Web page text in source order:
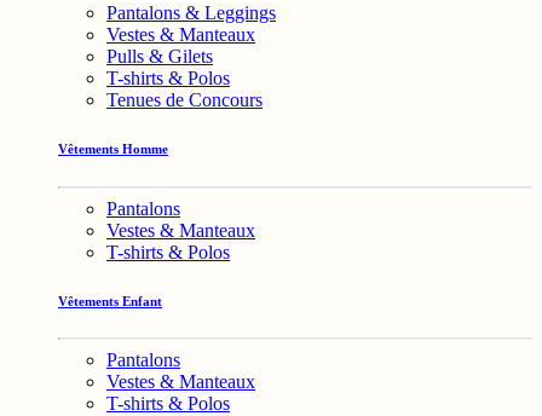
Pantalons & Leggings
Vestes & Manteaux
Pulls & Gilets
T-shirts & Polos
Tenues de Concours
Vêtements Homme
Pantalons
Vestes & Manteaux
T-shirts & Polos
Vêtements Enfant
Pantalons
Vestes & Manteaux
T-shirts & Polos